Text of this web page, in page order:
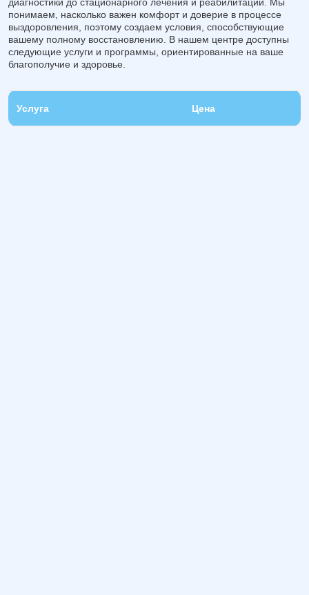
понимаем, насколько важен комфорт и доверие в процессе
выздоровления, поэтому создаем условия, способствующие
вашему полному восстановлению. В нашем центре доступны
следующие услуги и программы, ориентированные на ваше
благополучие и здоровье.
Услуга Цена